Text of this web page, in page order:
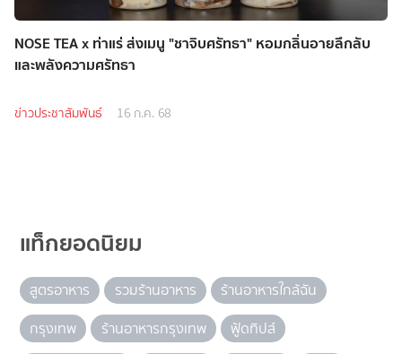
NOSE TEA x ท่าแร่ ส่งเมนู "ชาจิบศรัทธา" หอมกลิ่นอายลึกลับ
และพลังความศรัทธา
ข่าวประชาสัมพันธ์ 16 ก.ค. 68
แท็กยอดนิยม
สูตรอาหาร รวมร้านอาหาร
ร้านอาหารใกล้ฉัน
กรุงเทพ
ร้านอาหารกรุงเทพ
ฟู้ดทิปส์